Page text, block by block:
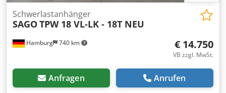
Hamburg 740 km
Schwerlastanhänger
SAGOTPW 18 VL-LK - 18T NEU
€ 14.750
VB zzgl. MwSt.
Anfragen Anrufen